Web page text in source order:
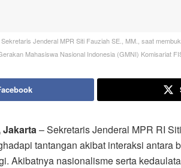
Jenderal MPR Siti Fauziah SE., MM., saat
Mahasiswa Nasional Indonesia (GMNI) Komisariat
Jakarta – Sekretaris Jenderal MPR RI
tantangan akibat interaksi antara
Akibatnya nasionalisme serta